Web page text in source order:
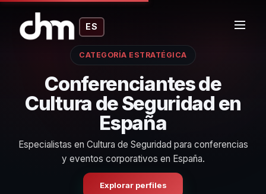
ES
CATEGORÍA ESTRATÉGICA
Conferenciantes de
Cultura de Seguridad en
España
Especialistas en Cultura de Seguridad para conferencias
y eventos corporativos en España.
Explorar perfiles